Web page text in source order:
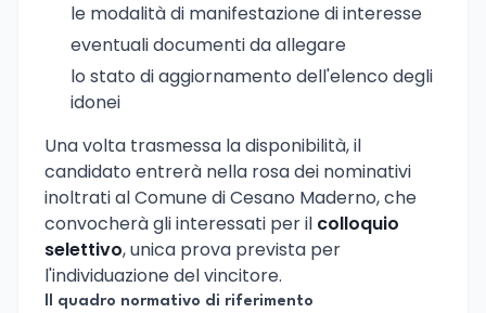
le modalità di manifestazione di interesse
eventuali documenti da allegare
lo stato di aggiornamento dell'elenco degli
idonei
Una volta trasmessa la disponibilità, il
candidato entrerà nella rosa dei nominativi
inoltrati al Comune di Cesano Maderno, che
convocherà gli interessati per il colloquio
selettivo, unica prova prevista per
l'individuazione del vincitore.
Il quadro normativo di riferimento